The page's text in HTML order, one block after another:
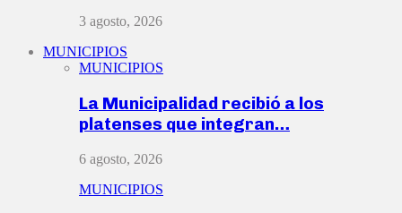
3 agosto, 2026
MUNICIPIOS
MUNICIPIOS
La Municipalidad recibió a los
platenses que integran…
6 agosto, 2026
MUNICIPIOS